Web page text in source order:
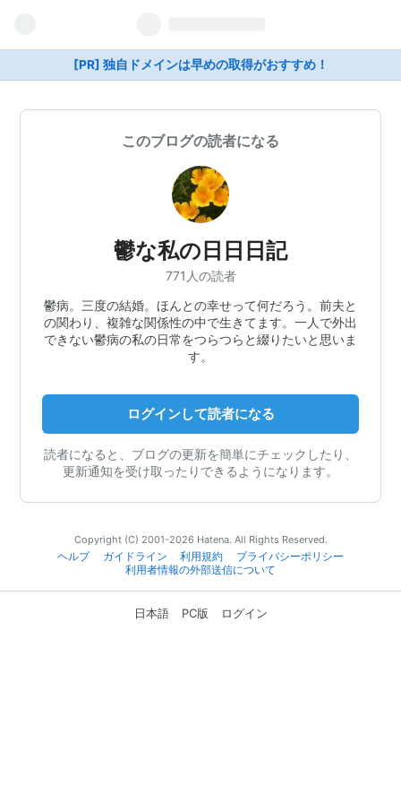
[PR] 独自ドメインは早めの取得がおすすめ！
このブログの読者になる
鬱な私の日日日記
771人の読者
鬱病。三度の結婚。ほんとの幸せって何だろう。前夫と
の関わり、複雑な関係性の中で生きてます。一人で外出
できない鬱病の私の日常をつらつらと綴りたいと思いま
す。
ログインして読者になる
読者になると、ブログの更新を簡単にチェックしたり、
更新通知を受け取ったりできるようになります。
Copyright (C) 2001-2026 Hatena. All Rights Reserved.
ヘルプ
ガイドライン 利用規約
プライバシーポリシー
利用者情報の外部送信について
日本語 PC版 ログイン